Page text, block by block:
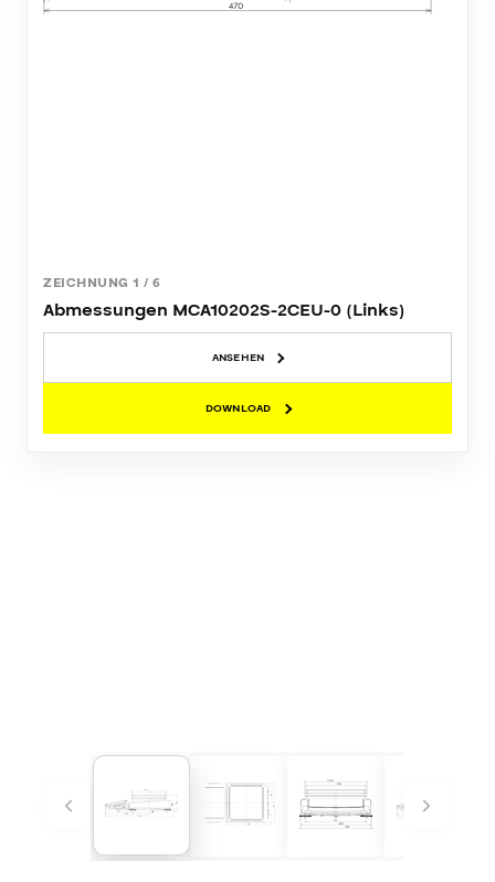
ZEICHNUNG 1 / 6
Abmessungen MCA10202S-2CEU-0 (Links)
ANSEHEN
DOWNLOAD